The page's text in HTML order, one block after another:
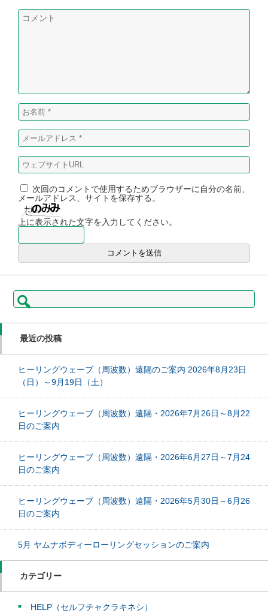
次回のコメントで使用するためブラウザーに自分の名前、
メールアドレス、サイトを保存する。
上に表示された文字を入力してください。
検
索:
最近の投稿
ヒーリングウェーブ（周波数）遠隔のご案内 2026年8月23日
（日）～9月19日（土）
ヒーリングウェーブ（周波数）遠隔・2026年7月26日～8月22
日のご案内
ヒーリングウェーブ（周波数）遠隔・2026年6月27日～7月24
日のご案内
ヒーリングウェーブ（周波数）遠隔・2026年5月30日～6月26
日のご案内
5月 ヤムナボディーローリングセッションのご案内
カテゴリー
HELP（セルフチャクラキネシ）